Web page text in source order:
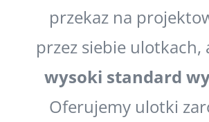
przekaz na
przez siebie ulotkach,
wysoki standard
Oferujemy ulotki